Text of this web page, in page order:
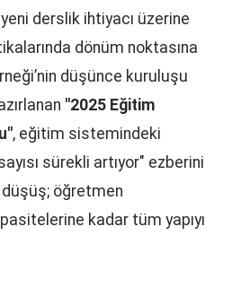
derslik ihtiyacı üzerine
dönüm noktasına
düşünce kuruluşu
"2025 Eğitim
, eğitim sistemindeki
sürekli artıyor" ezberini
öğretmen
kadar tüm yapıyı